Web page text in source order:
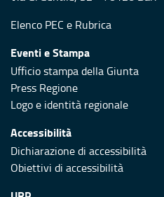
Elenco PEC e Rubrica
Eventi e Stampa
Ufficio stampa della Giunta
Press Regione
Logo e identità regionale
Accessibilità
Dichiarazione di accessibilità
Obiettivi di accessibilità